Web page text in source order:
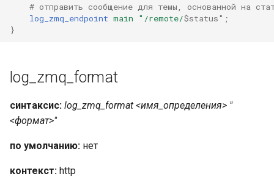
# отправить сообщение для темы, основанной на
log_zmq_endpoint main "/remote/$status" ;
}
log_zmq_format
синтаксис: log_zmq_format <имя_определения> "
<формат>"
по умолчанию: нет
контекст: http